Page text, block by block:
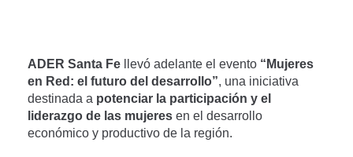
ADER Santa Fe llevó adelante el evento “Mujeres
en Red: el futuro del desarrollo”, una iniciativa
destinada a potenciar la participación y el
liderazgo de las mujeres en el desarrollo
económico y productivo de la región.